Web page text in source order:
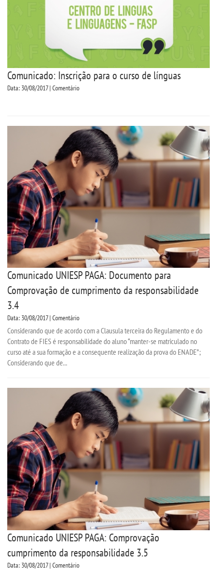
Comunicado: Inscrição para o curso de línguas
Data: 30/08/2017 | Comentário
Comunicado UNIESP PAGA: Documento para
Comprovação de cumprimento da responsabilidade
3.4
Data: 30/08/2017 | Comentário
Considerando que de acordo com a Clausula terceira do Regulamento e do
Contrato de FIES é responsabilidade do aluno “manter-se matriculado no
curso até a sua formação e a consequente realização da prova do ENADE”;
Considerando que de...
Comunicado UNIESP PAGA: Comprovação
cumprimento da responsabilidade 3.5
Data: 30/08/2017 | Comentário